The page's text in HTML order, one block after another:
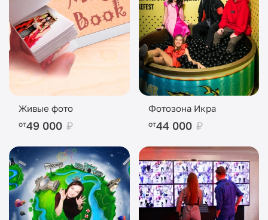
Живые фото
от49 000 ₽
Фотозона Икра
от44 000 ₽